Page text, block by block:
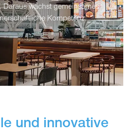
Daraus wächst gemeinsames
Kompetenz.
und innovative